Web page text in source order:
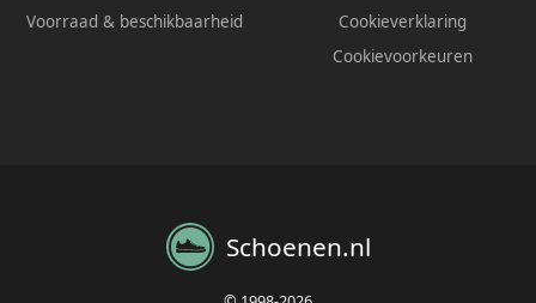
Voorraad & beschikbaarheid
Cookieverklaring
Cookievoorkeuren
Schoenen.nl